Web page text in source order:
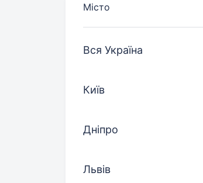
Місто
Вся Україна
Київ
Дніпро
Львів